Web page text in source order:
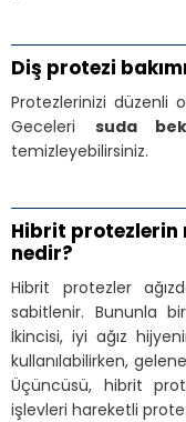
Diş protezi
Protezlerinizi düzenli
Geceleri suda
temizleyebilirsiniz.
Hibrit protezlerin
nedir?
Hibrit protezler
sabitlenir. Bununla
İkincisi, iyi ağız
kullanılabilirken,
Üçüncüsü, hibrit
işlevleri hareketli